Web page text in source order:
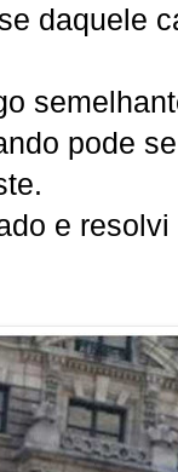
daquele
pode
e